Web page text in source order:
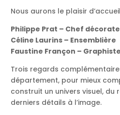
Nous aurons le plaisir
Philippe Prat – Chef
Céline Laurins – Ensemblière
Faustine Françon – Graphiste
Trois regards
département, pour mieux
construit un univers visuel, du
derniers détails à l’image.